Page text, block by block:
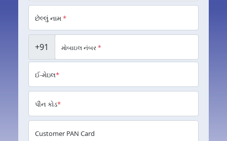
છેલ્લું નામ*
+91 મોબાઇલ નંબર*
ઈ-મેઇલ*
પીન કોડ*
Customer PAN Card